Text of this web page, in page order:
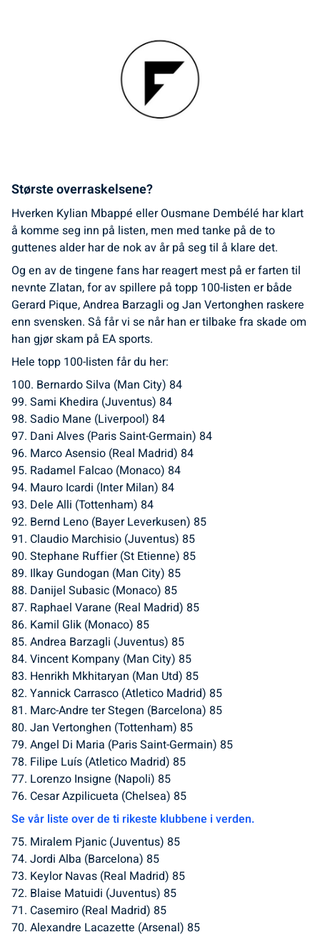
Største overraskelsene?
Hverken Kylian Mbappé eller Ousmane Dembélé har klart
å komme seg inn på listen, men med tanke på de to
guttenes alder har de nok av år på seg til å klare det.
Og en av de tingene fans har reagert mest på er farten til
nevnte Zlatan, for av spillere på topp 100-listen er både
Gerard Pique, Andrea Barzagli og Jan Vertonghen raskere
enn svensken. Så får vi se når han er tilbake fra skade om
han gjør skam på EA sports.
Hele topp 100-listen får du her:
100. Bernardo Silva (Man City) 84
99. Sami Khedira (Juventus) 84
98. Sadio Mane (Liverpool) 84
97. Dani Alves (Paris Saint-Germain) 84
96. Marco Asensio (Real Madrid) 84
95. Radamel Falcao (Monaco) 84
94. Mauro Icardi (Inter Milan) 84
93. Dele Alli (Tottenham) 84
92. Bernd Leno (Bayer Leverkusen) 85
91. Claudio Marchisio (Juventus) 85
90. Stephane Ruffier (St Etienne) 85
89. Ilkay Gundogan (Man City) 85
88. Danijel Subasic (Monaco) 85
87. Raphael Varane (Real Madrid) 85
86. Kamil Glik (Monaco) 85
85. Andrea Barzagli (Juventus) 85
84. Vincent Kompany (Man City) 85
83. Henrikh Mkhitaryan (Man Utd) 85
82. Yannick Carrasco (Atletico Madrid) 85
81. Marc-Andre ter Stegen (Barcelona) 85
80. Jan Vertonghen (Tottenham) 85
79. Angel Di Maria (Paris Saint-Germain) 85
78. Filipe Luís (Atletico Madrid) 85
77. Lorenzo Insigne (Napoli) 85
76. Cesar Azpilicueta (Chelsea) 85
Se vår liste over de ti rikeste klubbene i verden.
75. Miralem Pjanic (Juventus) 85
74. Jordi Alba (Barcelona) 85
73. Keylor Navas (Real Madrid) 85
72. Blaise Matuidi (Juventus) 85
71. Casemiro (Real Madrid) 85
70. Alexandre Lacazette (Arsenal) 85